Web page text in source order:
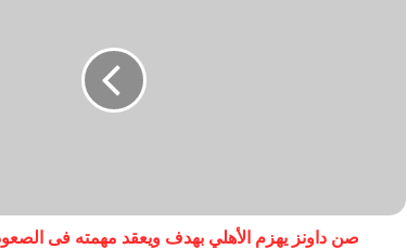
خطوة مريخية
ضد الهلال
صن داونز يهزم الأهلي بهدف ويعقد مهمته فى الصعود